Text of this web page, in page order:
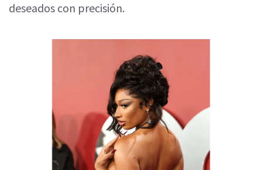
deseados con precisión.